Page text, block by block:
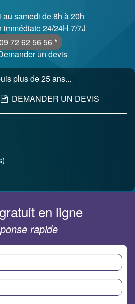
au samedi de 8h à 20h
immédiate 24/24H 7/7J
72 62 56 56 *
un devis
plus de 25 ans...
DEMANDER UN DEVIS
en ligne
rapide